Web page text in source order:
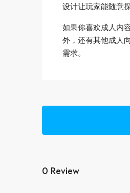
设计让玩家能随意
如果你喜欢成人内
外，还有其他成人
需求。
0 Review